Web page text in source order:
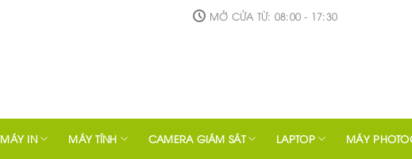
MỞ CỬA TỪ: 08:00 - 17:30
MÁY IN MÁY TÍNH CAMERA GIÁM SÁT LAPTOP MÁY